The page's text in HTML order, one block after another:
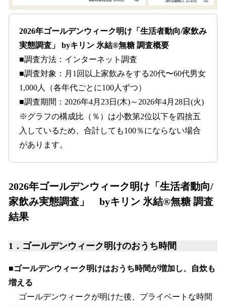
2026年ゴールデンウィーク明け「生活者動向/家飲み
実態調査」 byキリン 氷結®無糖 調査概要
■調査方法：インターネット調査
■調査対象：月1回以上家飲みをする20代〜60代男女
1,000人（各年代ごとに100人ずつ）
■調査期間：2026年4月23日(木)～2026年4月28日(火)
※グラフの構成比（％）は小数第2位以下を四捨五
入しているため、合計しても100％にならない場合
があります。
2026年ゴールデンウィーク明け「生活者動向/
家飲み実態調査」 byキリン 氷結®無糖 調査
結果
1．ゴールデンウィーク明けのおうち時間
■ゴールデンウィーク明けはおうち時間が増加し、自炊も
増える
ゴールデンウィークが明けた後、プライベートな時間